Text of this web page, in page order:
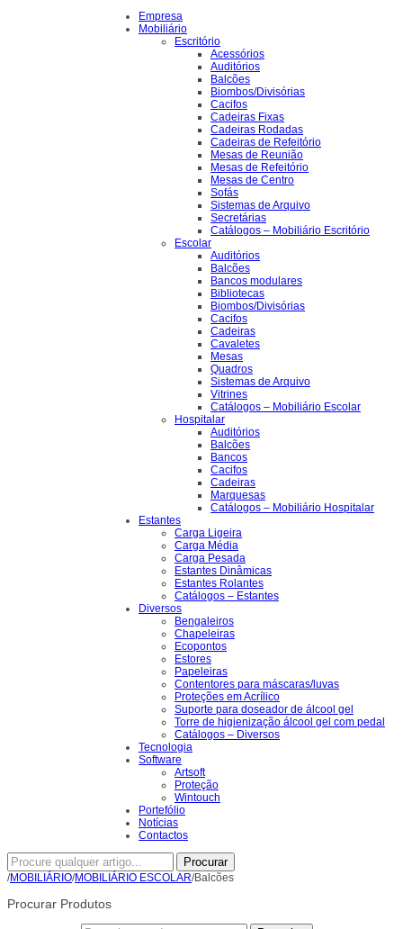
Empresa
Mobiliário
Escritório
Acessórios
Auditórios
Balcões
Biombos/Divisórias
Cacifos
Cadeiras Fixas
Cadeiras Rodadas
Cadeiras de Refeitório
Mesas de Reunião
Mesas de Refeitório
Mesas de Centro
Sofás
Sistemas de Arquivo
Secretárias
Catálogos – Mobiliário Escritório
Escolar
Auditórios
Balcões
Bancos modulares
Bibliotecas
Biombos/Divisórias
Cacifos
Cadeiras
Cavaletes
Mesas
Quadros
Sistemas de Arquivo
Vitrines
Catálogos – Mobiliário Escolar
Hospitalar
Auditórios
Balcões
Bancos
Cacifos
Cadeiras
Marquesas
Catálogos – Mobiliário Hospitalar
Estantes
Carga Ligeira
Carga Média
Carga Pesada
Estantes Dinâmicas
Estantes Rolantes
Catálogos – Estantes
Diversos
Bengaleiros
Chapeleiras
Ecopontos
Estores
Papeleiras
Contentores para máscaras/luvas
Proteções em Acrílico
Suporte para doseador de álcool gel
Torre de higienização álcool gel com pedal
Catálogos – Diversos
Tecnologia
Software
Artsoft
Proteção
Wintouch
Portefólio
Notícias
Contactos
Procurar
/MOBILIÁRIO/MOBILIÁRIO ESCOLAR/Balcões
Procurar Produtos